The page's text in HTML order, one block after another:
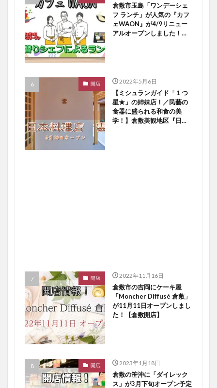
倉敷市玉島「ワンデーシェ
フ ランチ」が人気の『カフ
ェWAON』が4/9リニュー
アルオープンしました！
開店 2022年5月6日
【ミシュランガイド「１つ
星★」の姉妹店！／民藝の
食器に盛られる和食の美
学！】倉敷美観地区『日本
開店 2022年11月16日
倉敷市の吉岡にケーキ屋
「Moncher Diffusé 倉敷」
が11月11日オープンしまし
た！【倉敷開店】
開店 2023年1月18日
倉敷の笹沖に「ダイレック
ス」が3月下旬オープン予定